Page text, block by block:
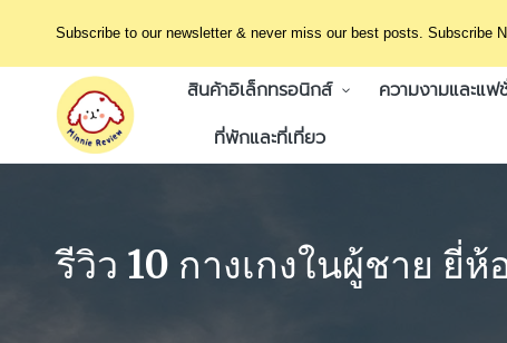
Subscribe to our newsletter & never miss our best posts. Subscribe
สินค้าอิเล็กทรอนิกส์ ความงามและแฟ
ที่พักและที่เที่ยว
รีวิว 10 กางเกงในผู้ชาย ยี่ห้